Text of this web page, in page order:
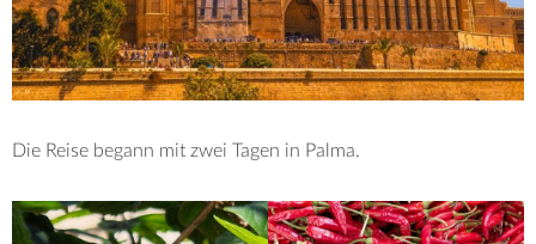
Die Reise begann mit zwei Tagen in Palma.